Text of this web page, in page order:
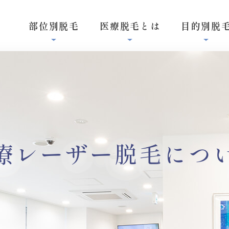
部位別脱毛 医療脱毛とは 目的別脱
レーザー脱毛 につ